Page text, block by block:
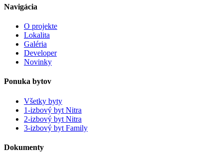
Navigácia
O projekte
Lokalita
Galéria
Developer
Novinky
Ponuka bytov
Všetky byty
1-izbový byt Nitra
2-izbový byt Nitra
3-izbový byt Family
Dokumenty